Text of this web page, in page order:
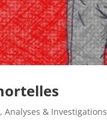
,Analyses & Investigations